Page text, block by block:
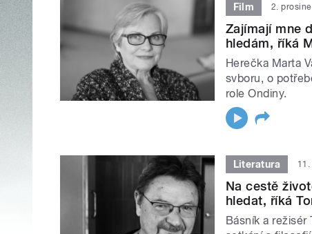
Film 2.
Zajímají mne
hledám, říká
Herečka Marta
svboru, o
role Ondiny.
Literatura
Na cestě
hledat, říká
Básník a režisér